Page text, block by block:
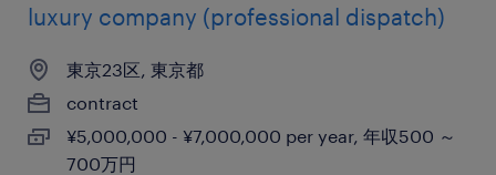
luxury company (professional dispatch)
東京23区, 東京都
contract
¥5,000,000 - ¥7,000,000 per year, 年収500 ～
700万円